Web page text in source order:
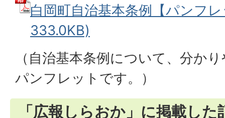
白岡町自治基本条例【パンフ
333.0KB)
（自治基本条例について、分か
パンフレットです。）
「広報しらおか」に掲載し